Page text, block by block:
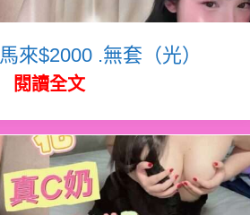
馬來$2000 .無套（光）
閱讀全文